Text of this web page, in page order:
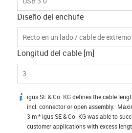
Diseño del enchufe
Recto en un lado / cable de
Longitud del cable [m]
3
igus-icon-info
igus SE & Co. KG defines the cable
incl. connector or open assembly.
3 m * igus SE & Co. KG was able to
customer applications with excess